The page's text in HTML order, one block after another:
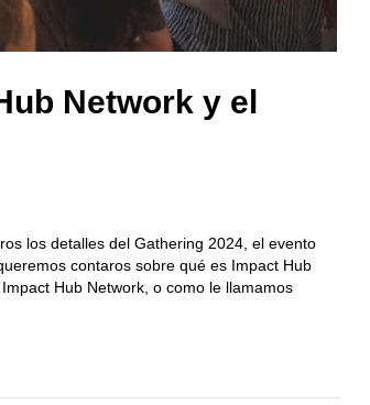
Network y el
los detalles del Gathering 2024, el evento
contaros sobre qué es Impact Hub
Hub Network, o como le llamamos